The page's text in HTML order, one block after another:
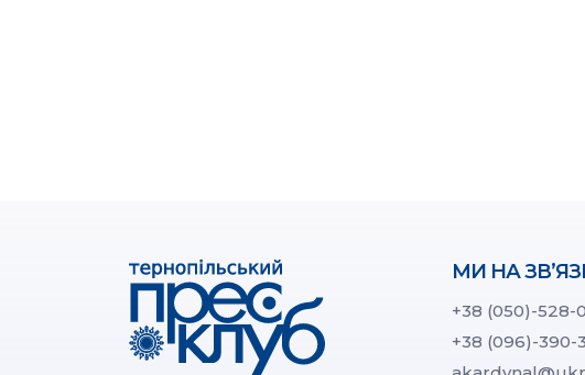
МИ НА
+38 (050)-528-
+38 (096)-390-